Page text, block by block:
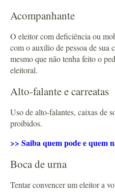
Acompanhante
O eleitor com deficiência ou
com o auxílio de pessoa de sua
mesmo que não tenha feito o
eleitoral.
Alto-falante e carreatas
Uso de alto-falantes, caixas de
proibidos.
>> Saiba quem pode e quem
Boca de urna
Tentar convencer um eleitor a